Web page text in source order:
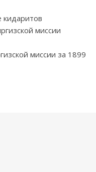
кидаритов
миссии
миссии за 1899